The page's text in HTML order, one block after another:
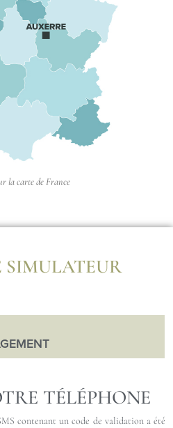
la carte de France
SIMULATEUR
TÉLÉPHONE
contenant un code de validation a été